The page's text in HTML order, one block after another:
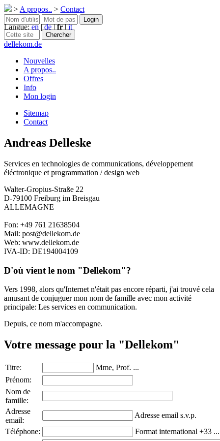
> A propos.. > Contact
Langue:en|de|fr|it
dellekom.de
Nouvelles
A propos..
Offres
Info
Mon login
Sitemap
Contact
Andreas Delleske
Services en technologies de communications, développement
éléctronique et programmation / design web
Walter-Gropius-Straße 22
D-79100 Freiburg im Breisgau
ALLEMAGNE
Fon: +49 761 21638504
Mail: post@dellekom.de
Web: www.dellekom.de
IVA-ID: DE194004109
D'où vient le nom "Dellekom"?
Vers 1998, alors qu'Internet n'était pas encore réparti, j'ai trouvé cela
amusant de conjuguer mon nom de famille avec mon activité
principale: Les services en communication.
Depuis, ce nom m'accompagne.
Votre message pour la "Dellekom"
Titre:
Mme, Prof. ...
Prénom:
Nom de
famille:
Adresse
email:
Adresse email s.v.p.
Téléphone:
Format international +33 ...